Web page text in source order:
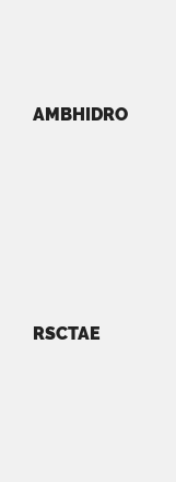
AMBHIDRO
RSCTAE